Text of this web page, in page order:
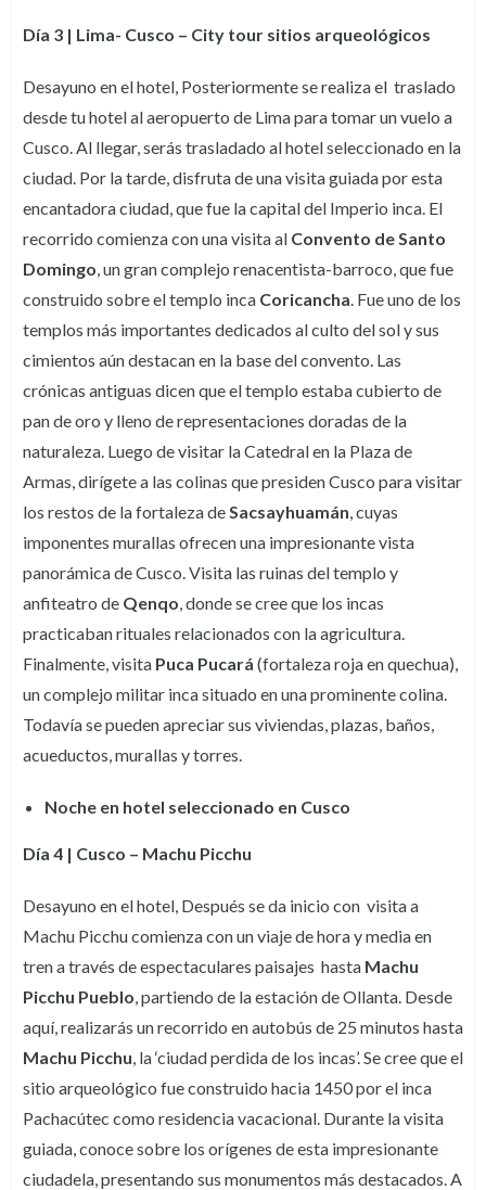
Día 3 | Lima- Cusco – City tour sitios arqueológicos
Desayuno en el hotel, Posteriormente se realiza el traslado
desde tu hotel al aeropuerto de Lima para tomar un vuelo a
Cusco. Al llegar, serás trasladado al hotel seleccionado en la
ciudad. Por la tarde, disfruta de una visita guiada por esta
encantadora ciudad, que fue la capital del Imperio inca. El
recorrido comienza con una visita al Convento de Santo
Domingo, un gran complejo renacentista-barroco, que fue
construido sobre el templo inca Coricancha. Fue uno de los
templos más importantes dedicados al culto del sol y sus
cimientos aún destacan en la base del convento. Las
crónicas antiguas dicen que el templo estaba cubierto de
pan de oro y lleno de representaciones doradas de la
naturaleza. Luego de visitar la Catedral en la Plaza de
Armas, dirígete a las colinas que presiden Cusco para visitar
los restos de la fortaleza deSacsayhuamán, cuyas
imponentes murallas ofrecen una impresionante vista
panorámica de Cusco. Visita las ruinas del templo y
anfiteatro de Qenqo, donde se cree que los incas
practicaban rituales relacionados con la agricultura.
Finalmente, visita Puca Pucará (fortaleza roja en quechua),
un complejo militar inca situado en una prominente colina.
Todavía se pueden apreciar sus viviendas, plazas, baños,
acueductos, murallas y torres.
Noche en hotel seleccionado en Cusco
Día 4 | Cusco – Machu Picchu
Desayuno en el hotel, Después se da inicio con visita a
Machu Picchu comienza con un viaje de hora y media en
tren a través de espectaculares paisajes hasta Machu
Picchu Pueblo, partiendo de la estación de Ollanta. Desde
aquí, realizarás un recorrido en autobús de 25 minutos hasta
Machu Picchu, la ‘ciudad perdida de los incas’. Se cree que el
sitio arqueológico fue construido hacia 1450 por el inca
Pachacútec como residencia vacacional. Durante la visita
guiada, conoce sobre los orígenes de esta impresionante
ciudadela, presentando sus monumentos más destacados. A